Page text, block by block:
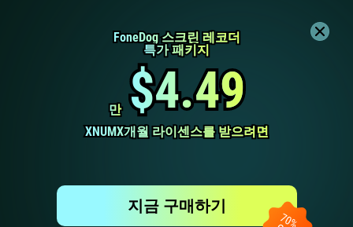
FoneDog 스크린 레코더
FoneDog 스크린 레코더
특가 패키지
특가 패키지
만
만 $4.49
$4.49
XNUMX개월 라이센스를 받으려면
XNUMX개월 라이센스를 받으려면
지금 구매하기